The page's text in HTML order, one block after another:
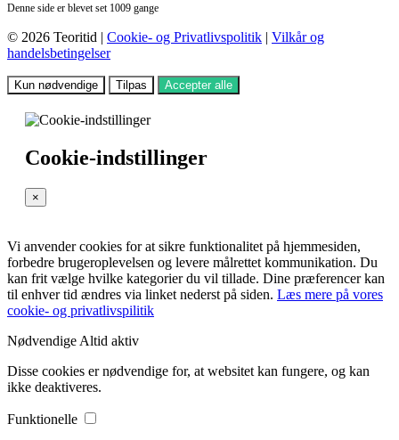
Denne side er blevet set 1009 gange
© 2026 Teoritid | Cookie- og Privatlivspolitik | Vilkår og
handelsbetingelser
Kun nødvendige Tilpas Accepter alle
Cookie-indstillinger
×
Vi anvender cookies for at sikre funktionalitet på hjemmesiden,
forbedre brugeroplevelsen og levere målrettet kommunikation. Du
kan frit vælge hvilke kategorier du vil tillade. Dine præferencer kan
til enhver tid ændres via linket nederst på siden. Læs mere på vores
cookie- og privatlivspilitik
Nødvendige Altid aktiv
Disse cookies er nødvendige for, at websitet kan fungere, og kan
ikke deaktiveres.
Funktionelle